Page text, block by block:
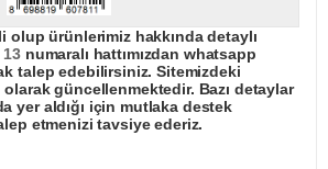
olup ürünlerimiz hakkında detaylı
13numaralı hattımızdan whatsapp
talep edebilirsiniz. Sitemizdeki
olarak güncellenmektedir. Bazı detaylar
yer aldığı için mutlaka destek
etmenizi tavsiye ederiz.